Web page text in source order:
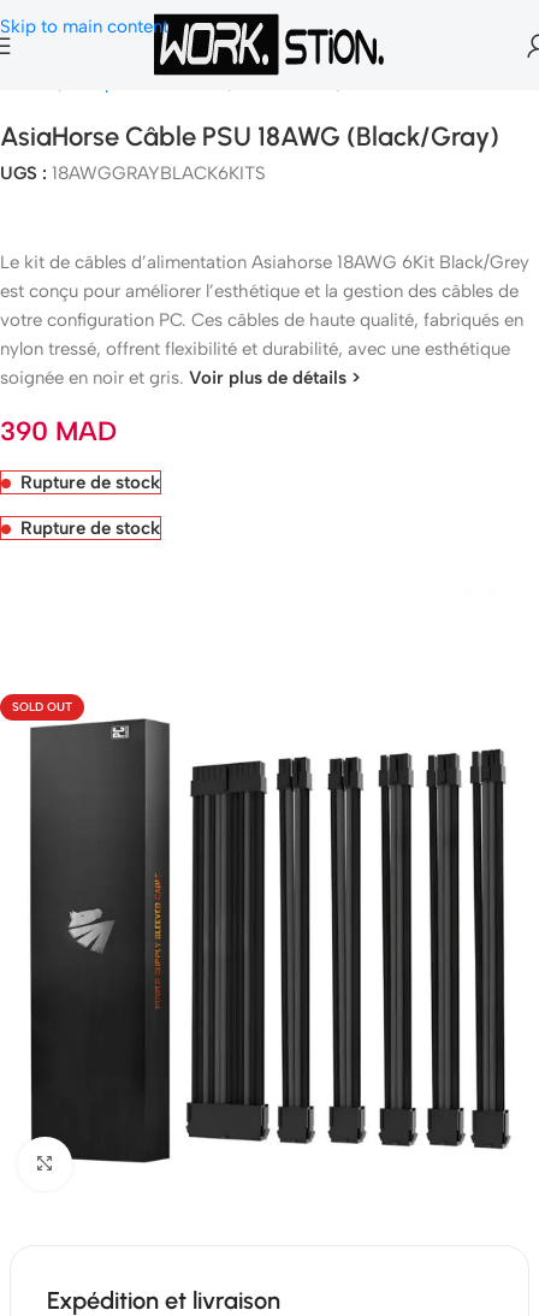
Skip to main content
Composants Gamer Alimentation
AsiaHorse Câble PSU 18AWG (Black/Gray)
UGS : 18AWGGRAYBLACK6KITS
Le kit de câbles d’alimentation Asiahorse 18AWG 6Kit Black/Grey
est conçu pour améliorer l’esthétique et la gestion des câbles de
votre configuration PC. Ces câbles de haute qualité, fabriqués en
nylon tressé, offrent flexibilité et durabilité, avec une esthétique
soignée en noir et gris. Voir plus de détails >
390 MAD
Rupture de stock
Rupture de stock
SOLD OUT
Click to enlarge
Expédition et livraison